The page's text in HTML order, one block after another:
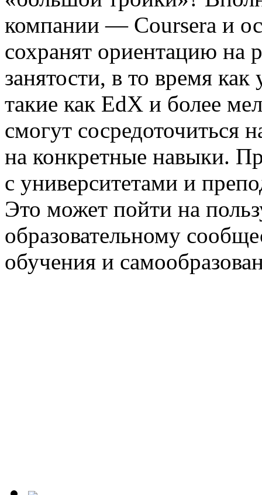
компании — Coursera и
сохранят ориентацию на
занятости, в то время
такие как EdX и более
смогут сосредоточиться
на конкретные навыки.
с университетами и
Это может пойти на
образовательному
обучения и